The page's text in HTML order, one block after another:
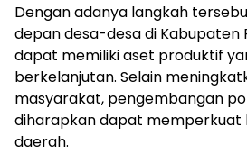
Dengan adanya langkah
depan desa-desa di Kabupaten
dapat memiliki aset produktif
berkelanjutan. Selain
masyarakat, pengembangan
diharapkan dapat memperkuat
daerah.